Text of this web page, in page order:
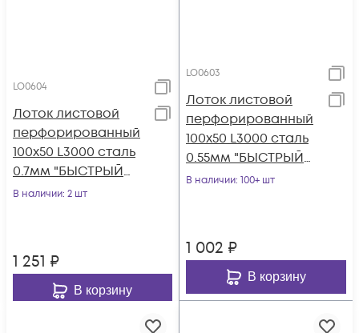
LO0604
Лоток листовой
перфорированный
100х50 L3000 сталь
0.7мм "БЫСТРЫЙ
МОНТАЖ" LP50-100-
В наличии: 2 шт
1 251 ₽
В корзину
LO0603
Лоток листовой
перфорированный
100х50 L3000 сталь
0.55мм "БЫСТРЫЙ
МОНТАЖ" LP50-100-
В наличии: 100+ шт
1 002 ₽
В корзину